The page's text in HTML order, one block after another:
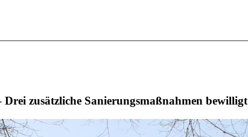
zusätzliche Sanierungsmaßnahmen bewilligt